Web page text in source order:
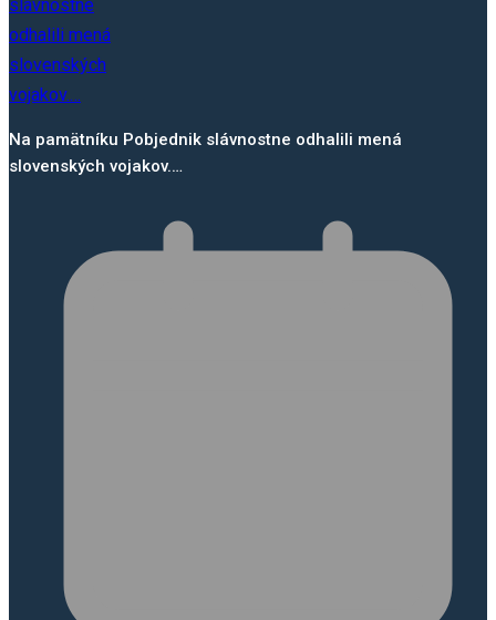
Na pamätníku Pobjednik slávnostne odhalili mená
slovenských vojakov.…